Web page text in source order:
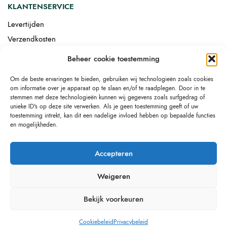
Beheer cookie toestemming
Om de beste ervaringen te bieden, gebruiken wij technologieën zoals cookies
om informatie over je apparaat op te slaan en/of te raadplegen. Door in te
stemmen met deze technologieën kunnen wij gegevens zoals surfgedrag of
unieke ID's op deze site verwerken. Als je geen toestemming geeft of uw
toestemming intrekt, kan dit een nadelige invloed hebben op bepaalde functies
en mogelijkheden.
Accepteren
Weigeren
Bekijk voorkeuren
CookiebeleidPrivacybeleid
KLANTENSERVICE
Levertijden
Verzendkosten
Afgemonteerd laten bezorgen
Drop-shipping
Link building